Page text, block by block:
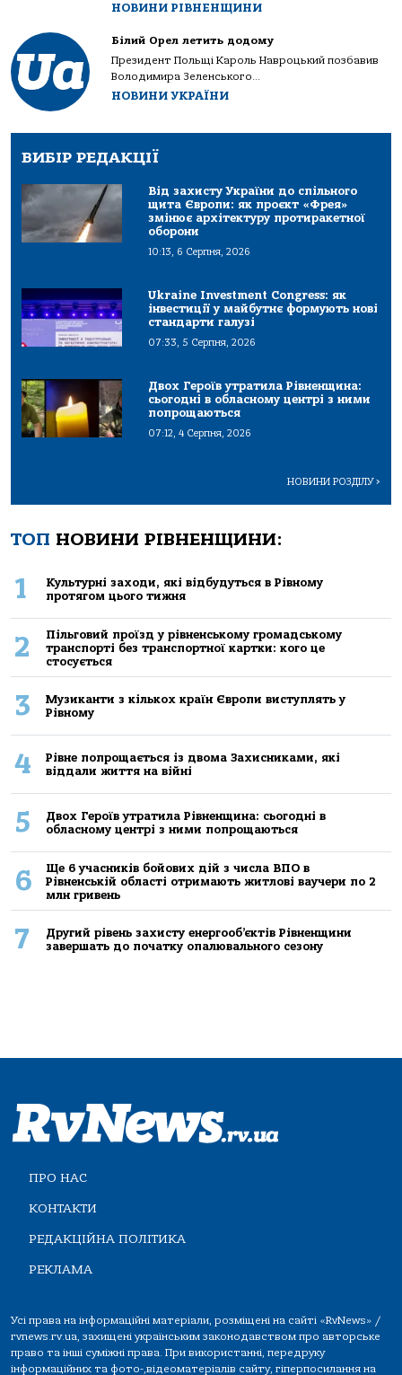
НОВИНИ РІВНЕНЩИНИ
Білий Орел летить додому
Президент Польщі Кароль Навроцький позбавив
Володимира Зеленського...
НОВИНИ УКРАЇНИ
ВИБІР РЕДАКЦІЇ
Від захисту України до спільного
щита Європи: як проєкт «Фрея»
змінює архітектуру протиракетної
оборони
10:13, 6 Серпня, 2026
Ukraine Investment Congress: як
інвестиції у майбутнє формують нові
стандарти галузі
07:33, 5 Серпня, 2026
Двох Героїв утратила Рівненщина:
сьогодні в обласному центрі з ними
попрощаються
07:12, 4 Серпня, 2026
НОВИНИ РОЗДІЛУ>
ТОП НОВИНИ РІВНЕНЩИНИ:
1
Культурні заходи, які відбудуться в Рівному
протягом цього тижня
2
Пільговий проїзд у рівненському громадському
транспорті без транспортної картки: кого це
стосується
3
Музиканти з кількох країн Європи виступлять у
Рівному
4
Рівне попрощається із двома Захисниками, які
віддали життя на війні
5
Двох Героїв утратила Рівненщина: сьогодні в
обласному центрі з ними попрощаються
6
Ще 6 учасників бойових дій з числа ВПО в
Рівненській області отримають житлові ваучери по 2
млн гривень
7
Другий рівень захисту енергооб’єктів Рівненщини
завершать до початку опалювального сезону
ПРО НАС
КОНТАКТИ
РЕДАКЦІЙНА ПОЛІТИКА
РЕКЛАМА
Усі права на інформаційні матеріали, розміщені на сайті «RvNews» /
rvnews.rv.ua, захищені українським законодавством про авторське
право та інші суміжні права. При використанні, передруку
інформаційних та фото-,відеоматеріалів сайту, гіперпосилання на